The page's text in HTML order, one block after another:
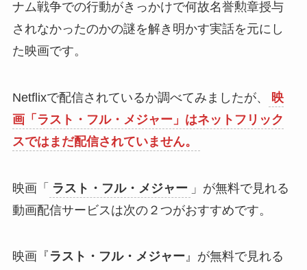
ナム戦争での行動がきっかけで何故名誉勲章授与
されなかったのかの謎を解き明かす実話を元にし
た映画です。
Netflixで配信されているか調べてみましたが、
映
画「ラスト・フル・メジャー」はネットフリック
スではまだ配信されていません。
映画「 ラスト・フル・メジャー 」が無料で見れる
動画配信サービスは次の２つがおすすめです。
映画『 ラスト・フル・メジャー』が無料で見れる